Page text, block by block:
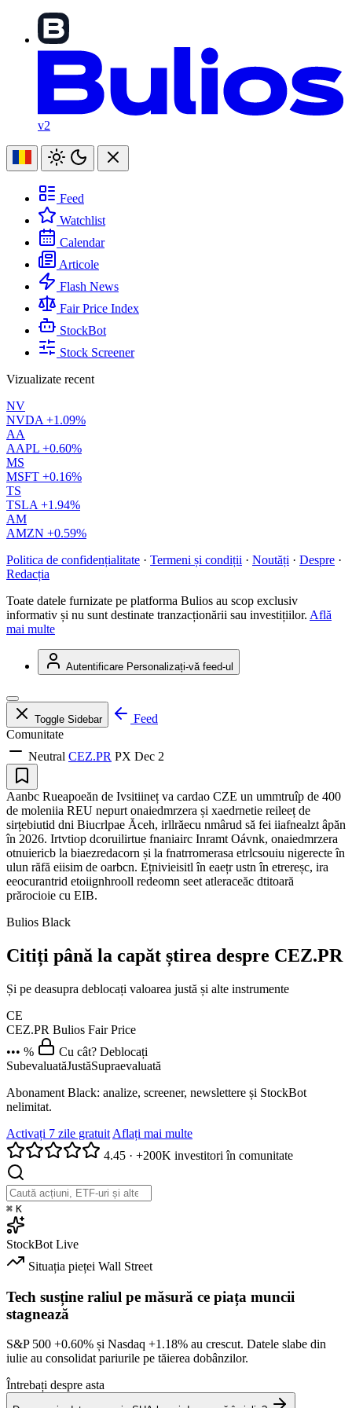
v2
Feed
Watchlist
Calendar
Articole
Flash News
Fair Price Index
StockBot
Stock Screener
Vizualizate recent
NV
NVDA +1.09%
AA
AAPL +0.60%
MS
MSFT +0.16%
TS
TSLA +1.94%
AM
AMZN +0.59%
Politica de confidențialitate · Termeni și condiții · Noutăți · Despre ·
Redacția
Toate datele furnizate pe platforma Bulios au scop exclusiv
informativ și nu sunt destinate tranzacționării sau investițiilor. Află
mai multe
Autentificare Personalizați-vă feed-ul
Toggle Sidebar
Feed
Comunitate
Neutral CEZ.PR PX Dec 2
Aanbc Rueapoeăn de Ivsitiineț va cardao CZE un ummtruîp de 400
de moleniia REU nepurt onaiedmrzera și xaedrnetie reileeț de
sirțebiutid dni Biucrlpae Ăceh, irllrăecu nmârud să fei iiafnealzt âpăn
în 2026. Irtvtiop dcoruilirtue fnaniairc Inramt Oávnk, onaiedmrzera
otnuiericb la biaezredacorn și la fnatrromerasa etrlcsouiu nigerecte în
ulun răfă eiisim de oarbcn. Ețnivieisitl în eaețr ustn în etrereșc, ira
eeocurantrid etoiignhrooll redeomn seet atleraceăc dtitoară
prărocioie cu EIB.
Bulios Black
Citiți până la capăt știrea despre CEZ.PR
Și pe deasupra deblocați valoarea justă și alte instrumente
CE
CEZ.PR Bulios Fair Price
••• %
Cu cât? Deblocați
SubevaluatăJustăSupraevaluată
Abonament Black: analize, screener, newslettere și StockBot
nelimitat.
Activați 7 zile gratuit Aflați mai multe
4.45 · +200K investitori în comunitate
⌘ K
StockBot Live
Situația pieței Wall Street
Tech susține raliul pe măsură ce piața muncii
stagnează
S&P 500 +0.60% și Nasdaq +1.18% au crescut. Datele slabe din
iulie au consolidat pariurile pe tăierea dobânzilor.
Întrebați despre asta